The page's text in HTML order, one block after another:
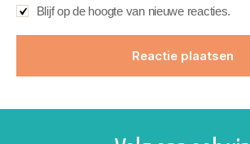
Blijf op de hoogte van nieuwe reacties.